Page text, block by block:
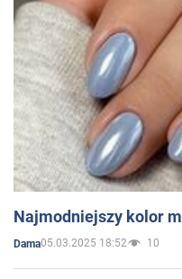
Najmodniejszy kolor
Dama05.03.2025 18:52 10